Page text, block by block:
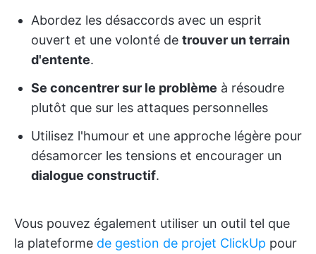
Abordez les désaccords avec un esprit
ouvert et une volonté de trouver un terrain
d'entente.
Se concentrer sur le problème à résoudre
plutôt que sur les attaques personnelles
Utilisez l'humour et une approche légère pour
désamorcer les tensions et encourager un
dialogue constructif.
Vous pouvez également utiliser un outil tel que
la plateforme de gestion de projet ClickUp pour